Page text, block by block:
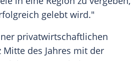
gelebt wird."
privatwirtschaftlichen
Mitte des Jahres mit der